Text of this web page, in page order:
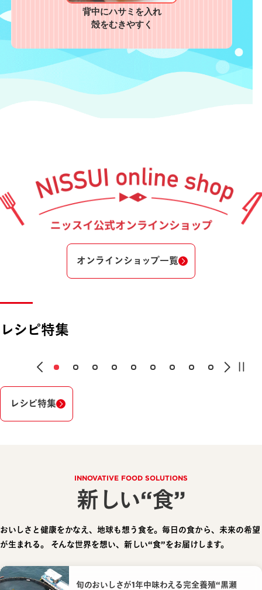
背中にハサミを入れ
殻をむきやすく
オンラインショップ一覧
レシピ特集
レシピ特集
INNOVATIVE FOOD SOLUTIONS
新しい“食”
おいしさと健康をかなえ、地球も想う食を。毎日の食から、未来の希望
が生まれる。
そんな世界を想い、新しい“食”をお届けします。
旬のおいしさが1年中味わえる完全養殖“黒瀬